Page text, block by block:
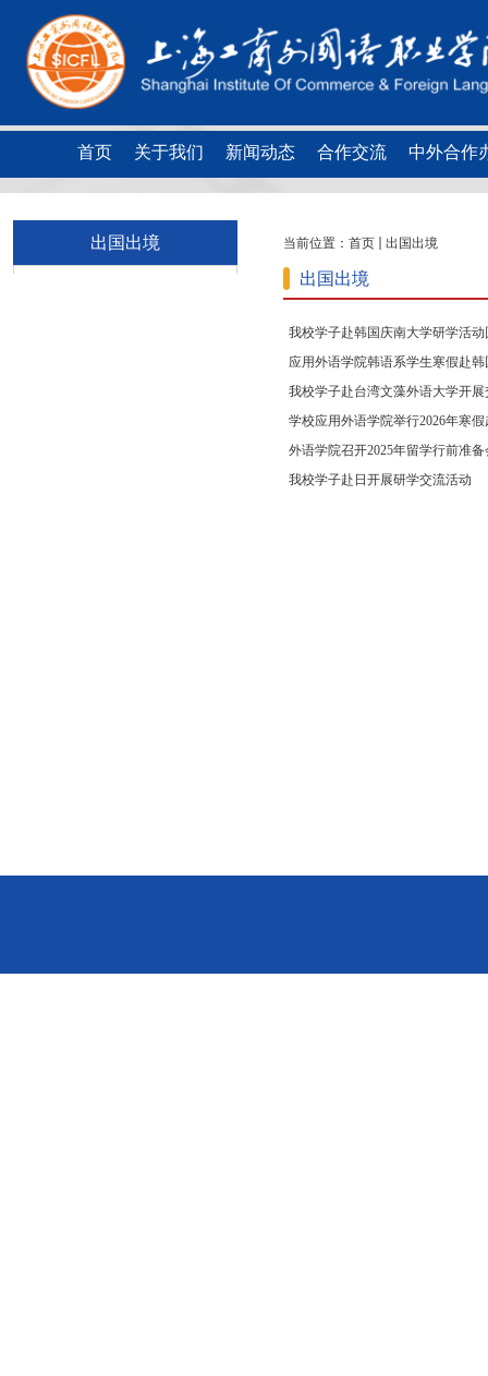
首页 关于我们 新闻动态 合作交流 中外合作
出国出境 当前位置： 首页 出国出境
出国出境
我校学子赴韩国庆南大学研学活动
应用外语学院韩语系学生寒假赴
我校学子赴台湾文藻外语大学开展
学校应用外语学院举行2026年寒
外语学院召开2025年留学行前准备
我校学子赴日开展研学交流活动